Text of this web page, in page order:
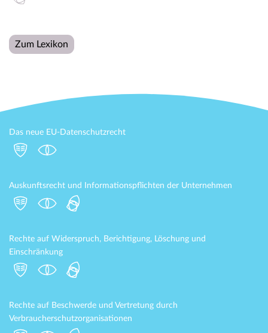
Zum Lexikon
Das neue EU-Datenschutzrecht
Auskunftsrecht und Informationspflichten der Unternehmen
Rechte auf Widerspruch, Berichtigung, Löschung und
Einschränkung
Rechte auf Beschwerde und Vertretung durch
Verbraucherschutzorganisationen